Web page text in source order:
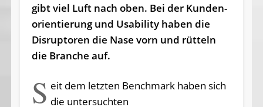
gibt viel Luft nach oben. Bei der Kunden­
orien­tierung und Usability haben die
Disruptoren die Nase vorn und rütteln
die Branche auf.
S eit dem letzten Benchmark haben sich
die untersuchten